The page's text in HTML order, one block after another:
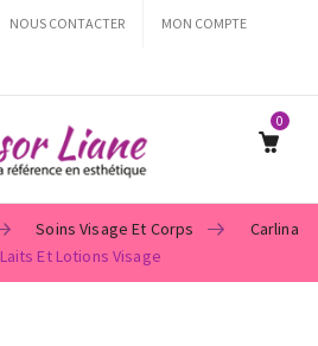
NOUS CONTACTER MON COMPTE
0
Soins Visage Et Corps
Carlina
Laits Et Lotions Visage